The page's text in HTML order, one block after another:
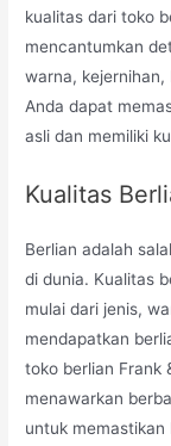
kualitas dari toko
mencantumkan
warna,
Anda dapat
asli dan memiliki
Kualitas
Berlian adalah
di dunia. Kualitas
mulai dari jenis,
mendapatkan
toko berlian Frank
menawarkan
untuk memastikan